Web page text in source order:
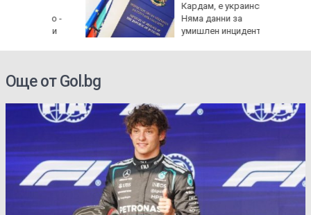
Кардам, е украински:
Няма данни за
умишлен инцидент
Още от Gol.bg